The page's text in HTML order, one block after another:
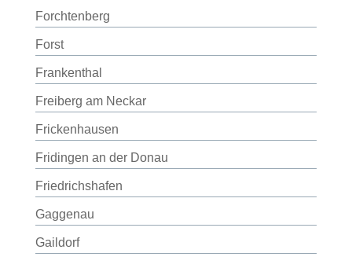
Forchtenberg
Forst
Frankenthal
Freiberg am Neckar
Frickenhausen
Fridingen an der Donau
Friedrichshafen
Gaggenau
Gaildorf